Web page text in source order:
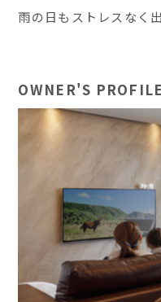
雨の日もストレスなく
OWNER'S PROFILE